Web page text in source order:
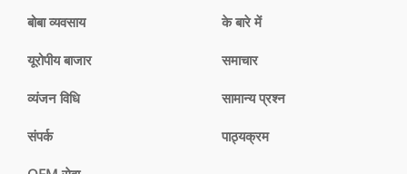
बोबा व्यवसाय के बारे में
यूरोपीय बाजार समाचार
व्यंजन विधि सामान्य प्रश्न
संपर्क पाठ्यक्रम